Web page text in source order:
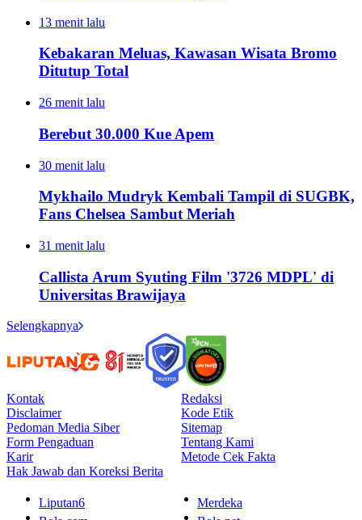
13 menit lalu
Kebakaran Meluas, Kawasan Wisata Bromo
Ditutup Total
26 menit lalu
Berebut 30.000 Kue Apem
30 menit lalu
Mykhailo Mudryk Kembali Tampil di SUGBK,
Fans Chelsea Sambut Meriah
31 menit lalu
Callista Arum Syuting Film '3726 MDPL' di
Universitas Brawijaya
Selengkapnya
Kontak
Redaksi
Disclaimer
Kode Etik
Pedoman Media Siber
Sitemap
Form Pengaduan
Tentang Kami
Karir
Metode Cek Fakta
Hak Jawab dan Koreksi Berita
Liputan6
Merdeka